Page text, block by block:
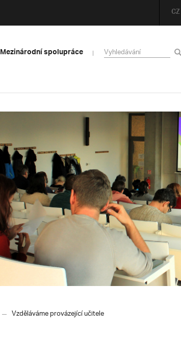
CZ
Mezinárodní spolupráce
Vzděláváme provázející učitele